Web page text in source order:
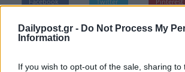
Dailypost.gr - Do Not Process My
Information
If you wish to opt-out of the sale, sharing to